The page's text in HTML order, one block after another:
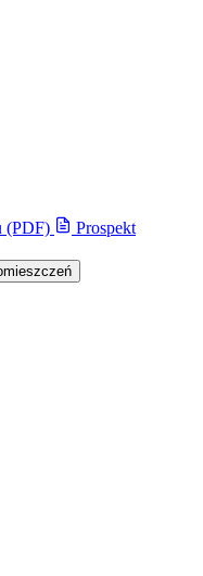
(PDF)
Prospekt